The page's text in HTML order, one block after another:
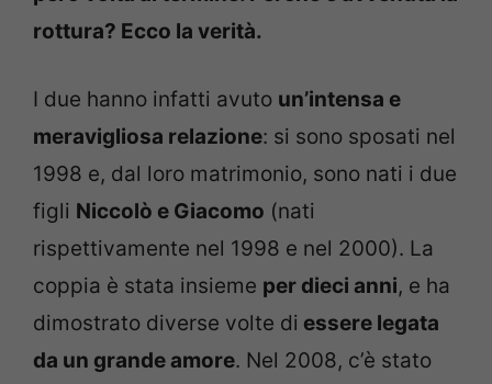
rottura? Ecco la verità.
I due hanno infatti avuto un’intensa e
meravigliosa relazione: si sono sposati nel
1998 e, dal loro matrimonio, sono nati i due
figli Niccolò e Giacomo (nati
rispettivamente nel 1998 e nel 2000). La
coppia è stata insieme per dieci anni, e ha
dimostrato diverse volte di essere legata
da un grande amore. Nel 2008, c’è stato